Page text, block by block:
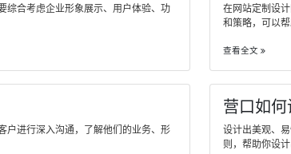
综合考虑企业形象展示、用户体验、功
在网站定制设
和策略，可以
查看全文
户进行深入沟通，了解他们的业务、形
营口如
设计出美观、
则，帮助你设